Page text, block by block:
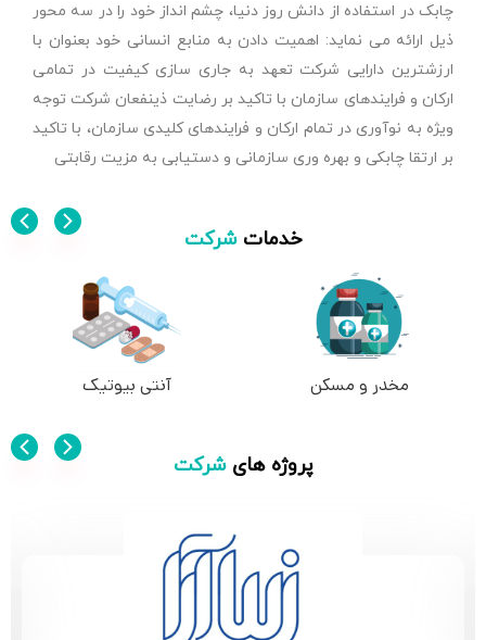
چابک در استفاده از دانش روز دنیا، چشم انداز خود را در سه محور
ذیل ارائه می نماید: اهمیت دادن به منابع انسانی خود بعنوان با
ارزشترین دارایی شرکت تعهد به جاری سازی کیفیت در تمامی
ارکان و فرایندهای سازمان با تاکید بر رضایت ذینفعان شرکت توجه
ویژه به نوآوری در تمام ارکان و فرایندهای کلیدی سازمان، با تاکید
بر ارتقا چابکی و بهره وری سازمانی و دستیابی به مزیت رقابتی
خدمات شرکت
مخدر و مسکن آنتی بیوتیک
پروژه های شرکت